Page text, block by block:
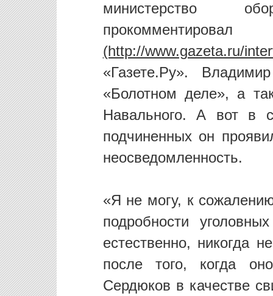
министерство
«Газете.Ру».
«Болотном деле», а
Навального. А вот в
подчиненных он
неосведомленность.
«Я не могу, к
подробности
естественно, никогда
после того, когда
Сердюков в качестве